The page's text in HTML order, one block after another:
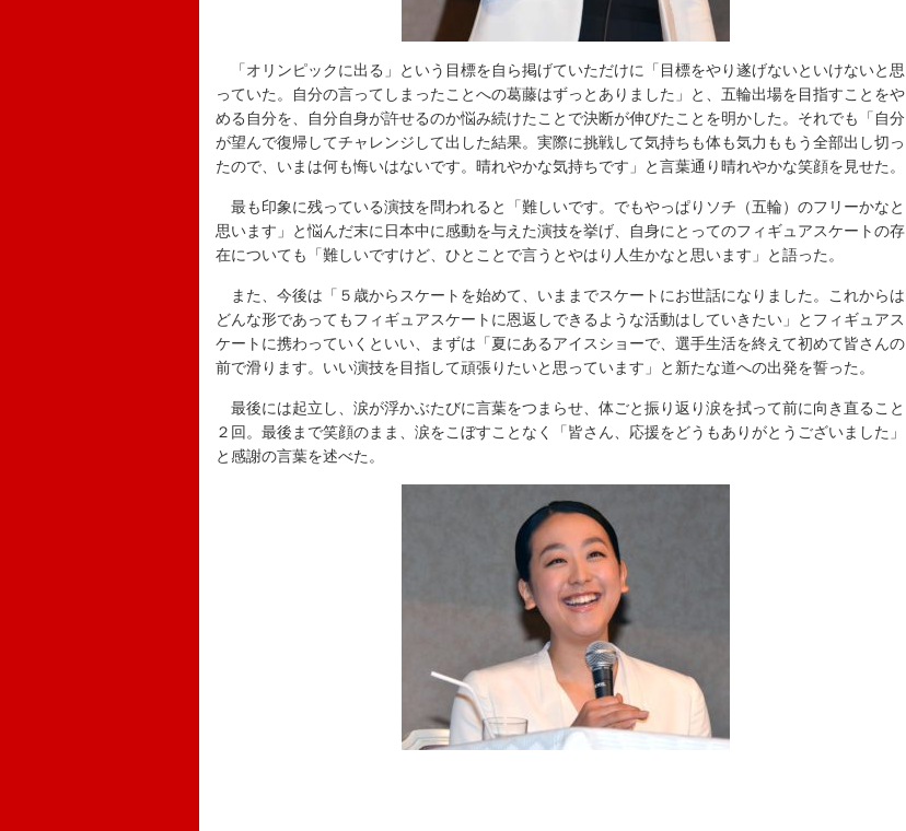
「オリンピックに出る」という目標を自ら掲げていただけに「目標をやり遂げないといけないと思
っていた。自分の言ってしまったことへの葛藤はずっとありました」と、五輪出場を目指すことをや
める自分を、自分自身が許せるのか悩み続けたことで決断が伸びたことを明かした。それでも「自分
が望んで復帰してチャレンジして出した結果。実際に挑戦して気持ちも体も気力ももう全部出し切っ
たので、いまは何も悔いはないです。晴れやかな気持ちです」と言葉通り晴れやかな笑顔を見せた。
最も印象に残っている演技を問われると「難しいです。でもやっぱりソチ（五輪）のフリーかなと
思います」と悩んだ末に日本中に感動を与えた演技を挙げ、自身にとってのフィギュアスケートの存
在についても「難しいですけど、ひとことで言うとやはり人生かなと思います」と語った。
また、今後は「５歳からスケートを始めて、いままでスケートにお世話になりました。これからは
どんな形であってもフィギュアスケートに恩返しできるような活動はしていきたい」とフィギュアス
ケートに携わっていくといい、まずは「夏にあるアイスショーで、選手生活を終えて初めて皆さんの
前で滑ります。いい演技を目指して頑張りたいと思っています」と新たな道への出発を誓った。
最後には起立し、涙が浮かぶたびに言葉をつまらせ、体ごと振り返り涙を拭って前に向き直ること
２回。最後まで笑顔のまま、涙をこぼすことなく「皆さん、応援をどうもありがとうございました」
と感謝の言葉を述べた。